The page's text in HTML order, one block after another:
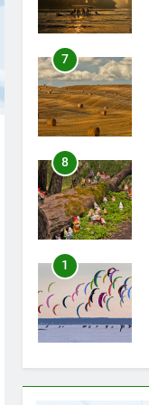
7
8
1